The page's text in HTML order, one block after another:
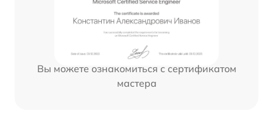
Вы можете ознакомиться с сертификатом
мастера